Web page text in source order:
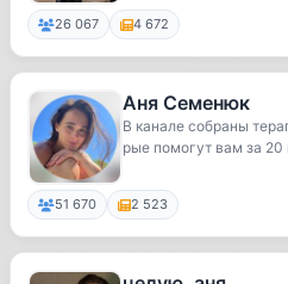
26 067 4 672
Аня Семенюк
В канале собраны
рые помогут вам за 20
51 670 2 523